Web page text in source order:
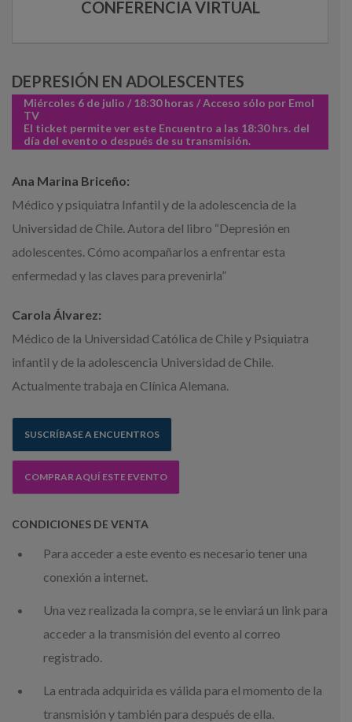
CONFERENCIA VIRTUAL
DEPRESIÓN EN ADOLESCENTES
Miércoles 6 de julio / 18:30 horas / Acceso sólo por Emol
TV
El ticket permite ver este Encuentro a las 18:30 hrs. del
día del evento o después de su transmisión.
Ana Marina Briceño:
Médico y psiquiatra Infantil y de la adolescencia de la
Universidad de Chile. Autora del libro “Depresión en
adolescentes. Cómo acompañarlos a enfrentar esta
enfermedad y las claves para prevenirla”
Carola Álvarez:
Médico de la Universidad Católica de Chile y Psiquiatra
infantil y de la adolescencia Universidad de Chile.
Actualmente trabaja en Clínica Alemana.
SUSCRÍBASE A ENCUENTROS
COMPRAR AQUÍ ESTE EVENTO
CONDICIONES DE VENTA
Para acceder a este evento es necesario tener una
conexión a internet.
Una vez realizada la compra, se le enviará un link para
acceder a la transmisión del evento al correo
registrado.
La entrada adquirida es válida para el momento de la
transmisión y también para después de ella.